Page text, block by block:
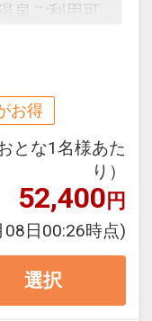
ッドメイク
ひとり様に
交換のみの
泉ご利用可
早３０】
予約受付で
、おとな・
ん。
：００（通
お得
とな1名様あた
り）
52,400円
08日00:26時点)
選択